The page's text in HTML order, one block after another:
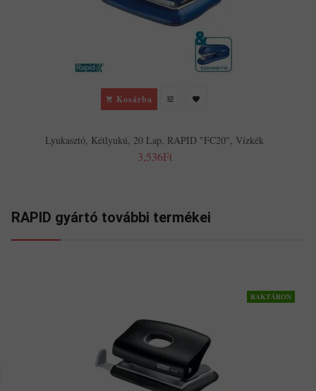
Kosárba
Lyukasztó, Kétlyukú, 20 Lap, RAPID "FC20", Vízkék
3,536Ft
RAPID gyártó további termékei
RAKTÁRON